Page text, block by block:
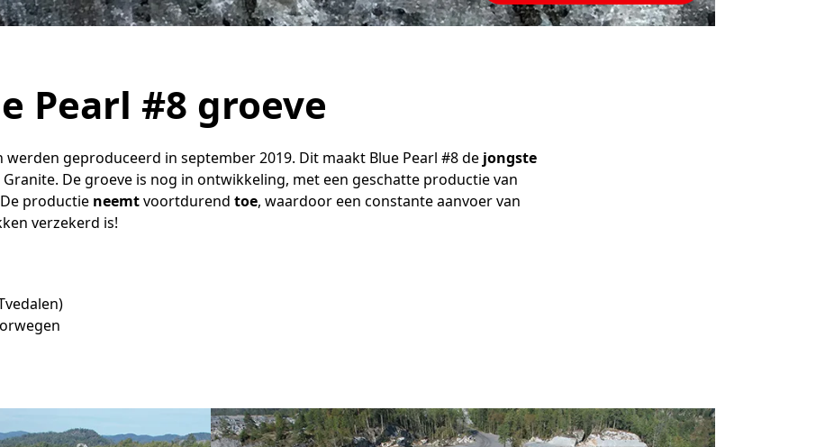
Pearl #8 groeve
werden geproduceerd in september 2019. Dit maakt Blue Pearl #8 de jongste
Granite. De groeve is nog in ontwikkeling, met een geschatte productie van
productie neemtvoortdurend toe, waardoor een constante aanvoer van
verzekerd is!